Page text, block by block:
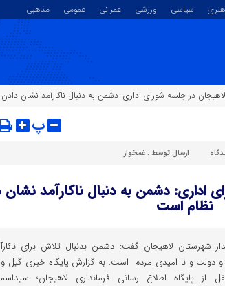
سیاسی ورزشی عمرانی عمومی
مذهبی
لاهیجان در جلسه شورای اداری: دشمن به دنبال ناکارآمد نشان
پ
ارسال توسط : غمخوار
اداری: دشمن به دنبال ناکارآمد نشان
نظام است
شهرستان لاهیجان گفت: دشمن بدنبال تلاش برای
و دولت و نا امیدی مردم است. به گزارش پایگاه خبری گیل و
از پایگاه اطلاع رسانی فرمانداری لاهیجان؛